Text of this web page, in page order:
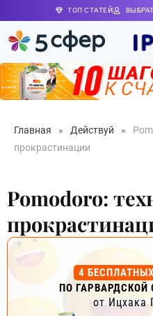
ТОП СТАТЕЙ
Главная » Действуй »
прокрастинации
Pomodoro:
4
ПО ГАРВАРДСКОЙ
от Ицхака